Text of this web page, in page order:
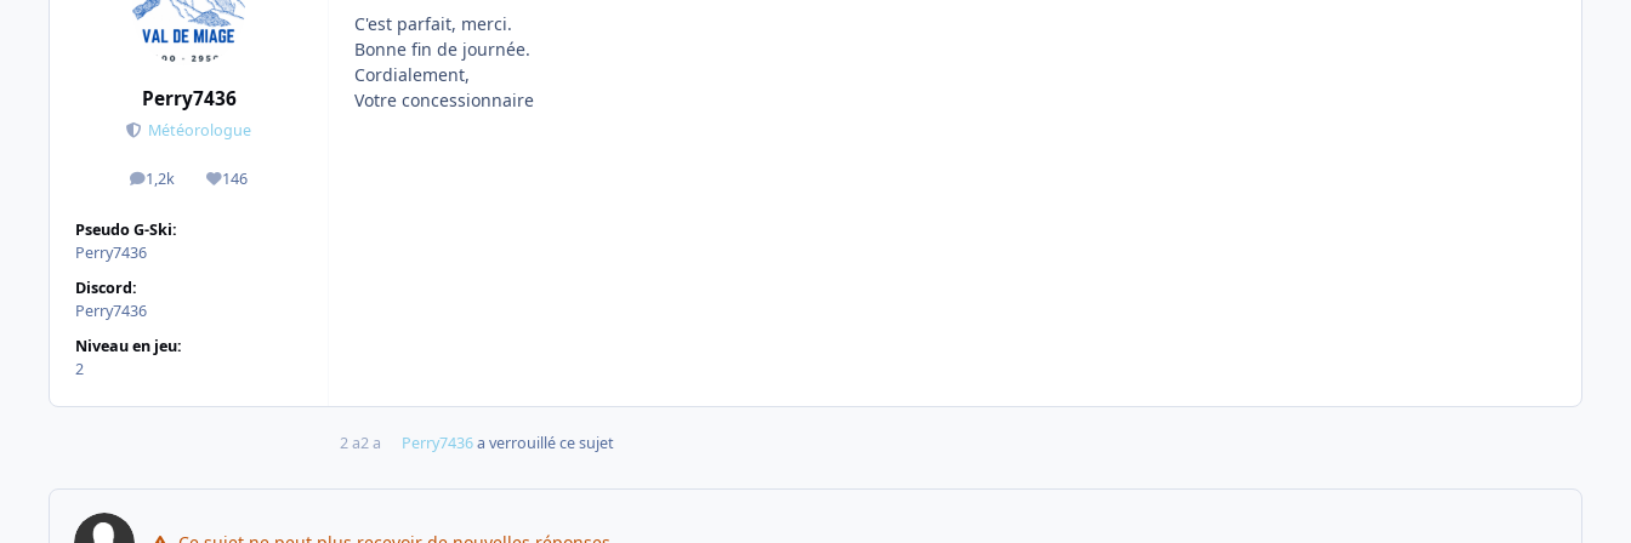
Perry7436
Météorologue
1,2k
messages146
Réputation
Pseudo G-Ski:
Perry7436
Discord:
Perry7436
Niveau en jeu:
2
C'est parfait, merci.
Bonne fin de journée.
Cordialement,
Votre concessionnaire
2 a2 a Perry7436a verrouillé ce sujet